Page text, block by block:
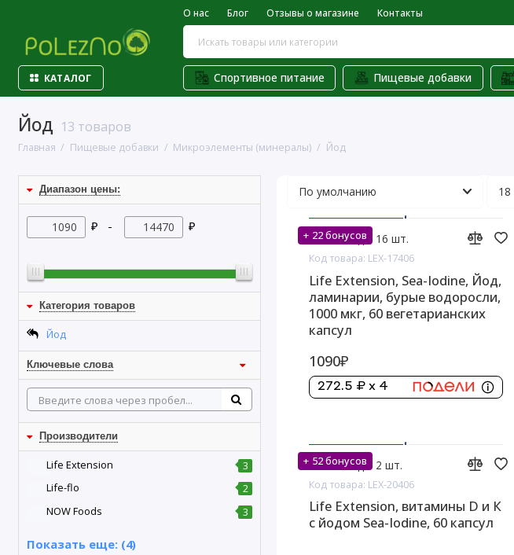
О нас Блог Отзывы о магазине Контакты
КАТАЛОГ Спортивное питание Пищевые добавки
Йод 13 товаров
Главная Пищевые добавки Микроэлементы (минералы) Йод
Диапазон цены:
₽ - ₽
Категория товаров
Йод
Ключевые слова
Производители
Life Extension
3
Life-flo
2
NOW Foods
3
Показать еще: (4)
+ 22 бонусов
На складе: 16 шт.
Код товара: LEX-17406
Life Extension, Sea-Iodine, Йод,
ламинарии, бурые водоросли,
1000 мкг, 60 вегетарианских
капсул
1090₽
272.5 ₽ x 4
+ 52 бонусов
На складе: 2 шт.
Код товара: LEX-20406
Life Extension, витамины D и К
с йодом Sea-Iodine, 60 капсул